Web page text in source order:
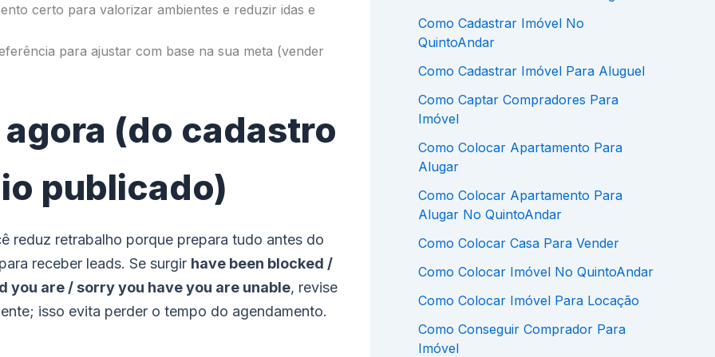
certo para valorizar ambientes e reduzir idas e
para ajustar com base na sua meta (vender
(do cadastro
publicado)
reduz retrabalho porque prepara tudo antes do
receber leads. Se surgir have been blocked /
are / sorry you have you are unable, revise
isso evita perder o tempo do agendamento.
Como Cadastrar Imóvel No
QuintoAndar
Como Cadastrar Imóvel Para Aluguel
Como Captar Compradores Para
Imóvel
Como Colocar Apartamento Para
Alugar
Como Colocar Apartamento Para
Alugar No QuintoAndar
Como Colocar Casa Para Vender
Como Colocar Imóvel No QuintoAndar
Como Colocar Imóvel Para Locação
Como Conseguir Comprador Para
Imóvel